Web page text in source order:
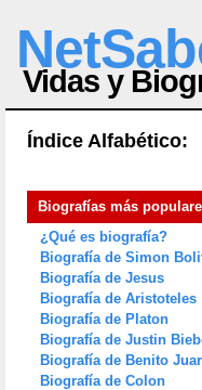
Vidas y
Índice Alfabético:
Biografías más
¿Qué es biografía?
Biografía de Simon
Biografía de Jesus
Biografía de Aristoteles
Biografía de Platon
Biografía de Justin
Biografía de Benito
Biografía de Colon